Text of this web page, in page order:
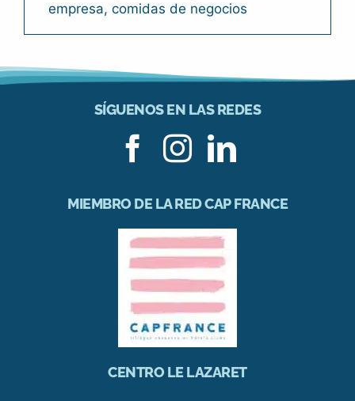
empresa, comidas de negocios
SÍGUENOS EN LAS REDES
MIEMBRO DE LA RED CAP FRANCE
CENTRO LE LAZARET